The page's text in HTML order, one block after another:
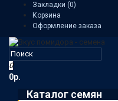
Закладки (0)
Корзина
Оформление заказа
0
0р.
Каталог семян